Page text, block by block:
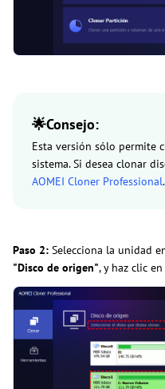
🌟Consejo:
Esta versión sólo permite
sistema. Si desea clonar
AOMEI Cloner Professional.
Paso 2: Selecciona la unidad
"Disco de origen", y haz clic en